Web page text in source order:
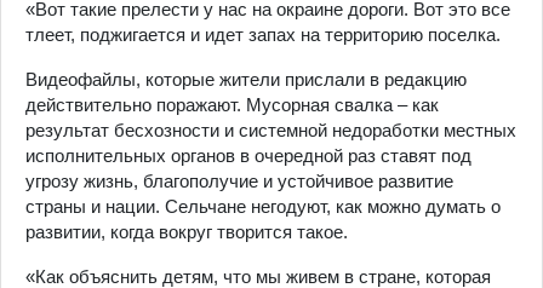
«Вот такие прелести у нас на окраине дороги. Вот это все
тлеет, поджигается и идет запах на территорию поселка.
Видеофайлы, которые жители прислали в редакцию
действительно поражают. Мусорная свалка – как
результат бесхозности и системной недоработки местных
исполнительных органов в очередной раз ставят под
угрозу жизнь, благополучие и устойчивое развитие
страны и нации. Сельчане негодуют, как можно думать о
развитии, когда вокруг творится такое.
«Как объяснить детям, что мы живем в стране, которая